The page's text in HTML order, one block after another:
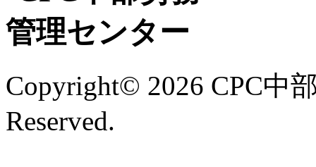
Copyright© 2026 CPC中
Reserved.